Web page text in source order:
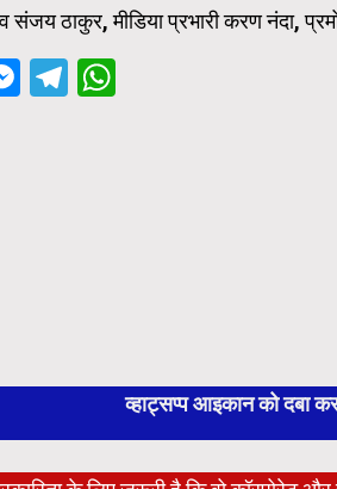
ठाकुर, मीडिया प्रभारी करण नंदा,
Messenger
Telegram
व्हाट्सप्प आइकान को दबा